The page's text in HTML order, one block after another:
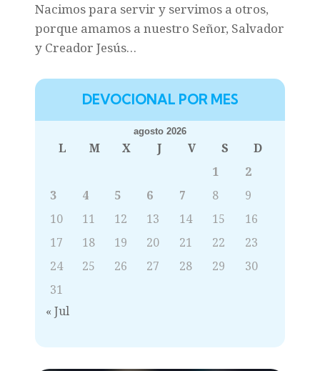
Nacimos para servir y servimos a otros,
porque amamos a nuestro Señor, Salvador
y Creador Jesús…
DEVOCIONAL POR MES
agosto 2026
L M X J V S
D
1
2
3
4 5 6 7 8
9
10
11 12 13 14 15
16
17
18 19 20 21 22
23
24
25 26 27 28 29
30
31
« Jul